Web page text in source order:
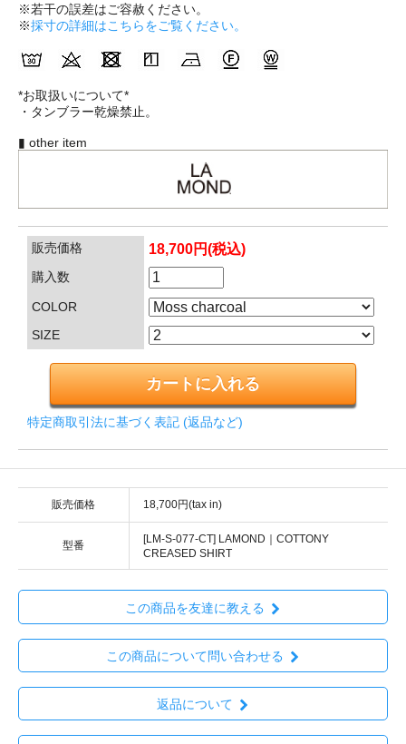
※若干の誤差はご容赦ください。
※採寸の詳細はこちらをご覧ください。
*お取扱いについて*
・タンブラー乾燥禁止。
▮ other item
販売価格 18,700円(税込)
購入数
COLOR
SIZE
特定商取引法に基づく表記 (返品など)
販売価格 18,700円(tax in)
型番
[LM-S-077-CT] LAMOND｜COTTONY
CREASED SHIRT
この商品を友達に教える
この商品について問い合わせる
返品について